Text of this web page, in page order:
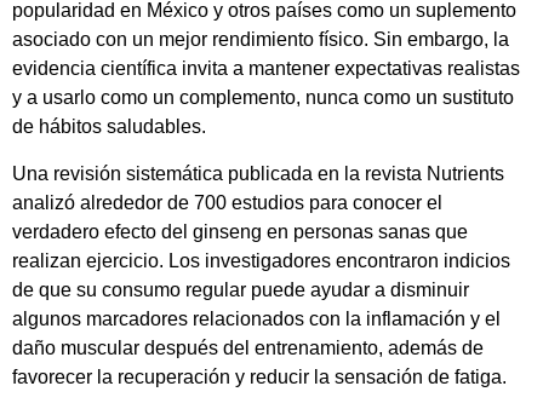
popularidad en México y otros países como un suplemento
asociado con un mejor rendimiento físico. Sin embargo, la
evidencia científica invita a mantener expectativas realistas
y a usarlo como un complemento, nunca como un sustituto
de hábitos saludables.
Una revisión sistemática publicada en la revista Nutrients
analizó alrededor de 700 estudios para conocer el
verdadero efecto del ginseng en personas sanas que
realizan ejercicio. Los investigadores encontraron indicios
de que su consumo regular puede ayudar a disminuir
algunos marcadores relacionados con la inflamación y el
daño muscular después del entrenamiento, además de
favorecer la recuperación y reducir la sensación de fatiga.